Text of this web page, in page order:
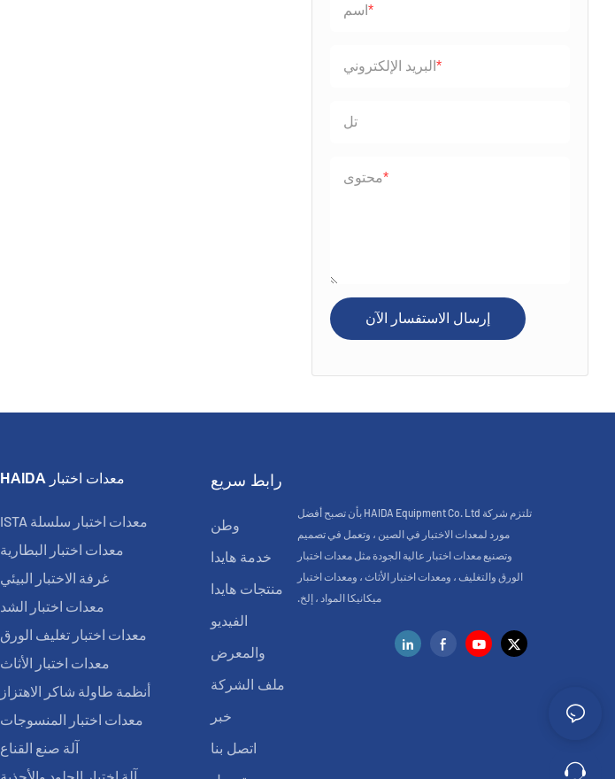
اسم
البريد الإلكتروني
تل
محتوى
إرسال الاستفسار الآن
تلتزم شركة HAIDA Equipment Co. Ltd بأن تصبح أفضل
مورد لمعدات الاختبار في الصين ، وتعمل في تصميم
وتصنيع معدات اختبار عالية الجودة مثل معدات اختبار
الورق والتغليف ، ومعدات اختبار الأثاث ، ومعدات اختبار
ميكانيكا المواد ، إلخ.
رابط سريع
وطن
خدمة هايدا
منتجات هايدا
الفيديو
والمعرض
ملف الشركة
خبر
اتصل بنا
معدات اختبار HAIDA
معدات اختبار سلسلة ISTA
معدات اختبار البطارية
غرفة الاختبار البيئي
معدات اختبار الشد
معدات اختبار تغليف الورق
معدات اختبار الأثاث
أنظمة طاولة شاكر الاهتزاز
معدات اختبار المنسوجات
آلة صنع القناع